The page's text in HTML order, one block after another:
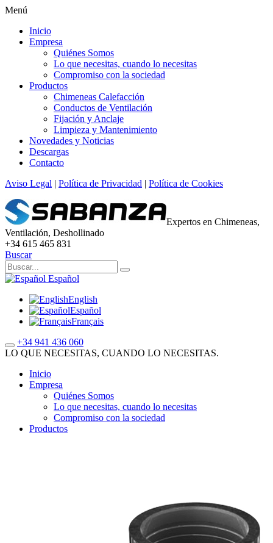
Menú
Inicio
Empresa
Quiénes Somos
Lo que necesitas, cuando lo necesitas
Compromiso con la sociedad
Productos
Chimeneas Calefacción
Conductos de Ventilación
Fijación y Anclaje
Limpieza y Mantenimiento
Novedades y Noticias
Descargas
Contacto
Aviso Legal | Política de Privacidad | Política de Cookies
Expertos en Chimeneas,
Ventilación, Deshollinado
+34 615 465 831
Buscar
Español
English
Español
Français
+34 941 436 060
LO QUE NECESITAS, CUANDO LO NECESITAS.
Inicio
Empresa
Quiénes Somos
Lo que necesitas, cuando lo necesitas
Compromiso con la sociedad
Productos